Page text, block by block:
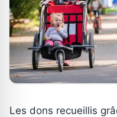
Les dons recueillis